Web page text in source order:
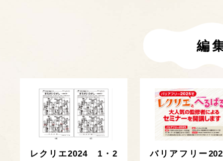
編
レクリエ2024 1・2
バリアフリー